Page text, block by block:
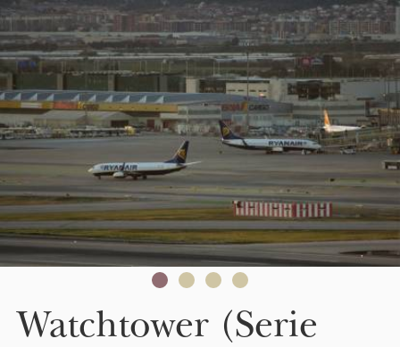
Skip to main content
Watchtower (Serie